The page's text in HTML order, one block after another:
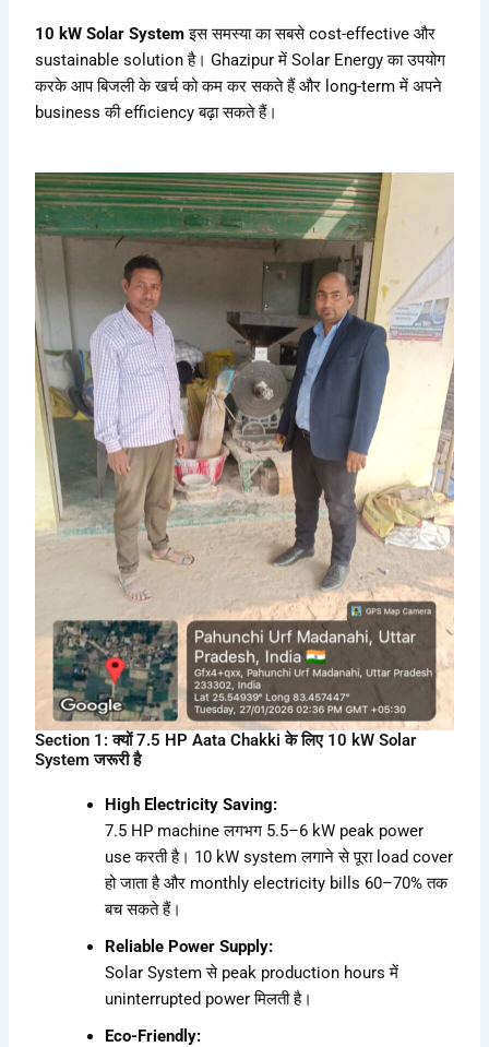
10 kW Solar Systemइस समस्या का सबसे cost-effective और
sustainable solution है। Ghazipur में Solar Energy का उपयोग
करके आप बिजली के खर्च को कम कर सकते हैं और long-term में अपने
business की efficiency बढ़ा सकते हैं।
Section 1: क्यों 7.5 HP Aata Chakki के लिए 10 kW Solar
System जरूरी है
High Electricity Saving:
7.5 HP machine लगभग 5.5–6 kW peak power
use करती है। 10 kW system लगाने से पूरा load cover
हो जाता है और monthly electricity bills 60–70% तक
बच सकते हैं।
Reliable Power Supply:
Solar System से peak production hours में
uninterrupted power मिलती है।
Eco-Friendly: